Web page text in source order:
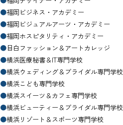
●福岡ビジネス・アカデミー
●福岡ビジュアルアーツ・アカデミー
●福岡ホスピタリティ・アカデミー
●目白ファッション＆アートカレッジ
●横浜医療秘書＆IT専門学校
●横浜ウェディング＆ブライダル専門学校
●横浜こども専門学校
●横浜スイーツ＆カフェ専門学校
●横浜ビューティー＆ブライダル専門学校
●横浜リゾート＆スポーツ専門学校